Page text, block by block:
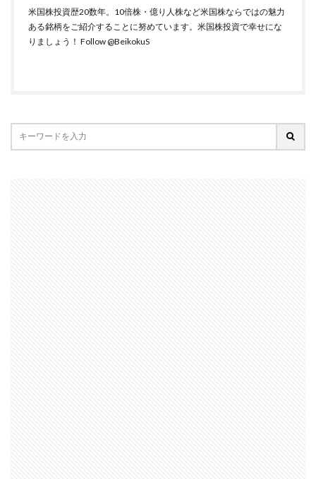
米国株投資歴20数年。10倍株・億り人株など米国株ならではの魅力
ある銘柄をご紹介することに努めています。米国株投資で幸せにな
りましょう！ Follow @BeikokuS